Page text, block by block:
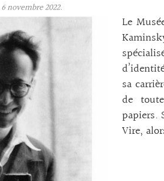
novembre 2022.
Le
sa
de
papiers.
Vire,